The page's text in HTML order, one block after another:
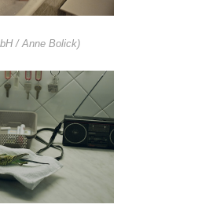
/ Anne Bolick)